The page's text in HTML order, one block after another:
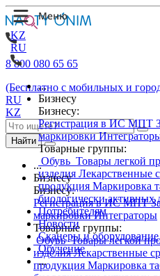
KZ
RU
...
Бизнесу
Бизнесу:
Регистрация в ИС МПТ
маркировки
Товарные группы:
Обувь Товары легкой
изделия Лекарственные
продукция Маркировка
биологически активных
Потребителям
Новости
Сканеры и оборудование
Обучение
...
8 800 080 65 65
(Бесплатно с мобильных и
RU
KZ
Найти
...
Бизнесу
Бизнесу:
Регистрация в ИС МПТ
маркировкиИнтеграторы
Товарные группы:
ОбувьТовары легкой
изделияЛекарственные
продукция Маркировка